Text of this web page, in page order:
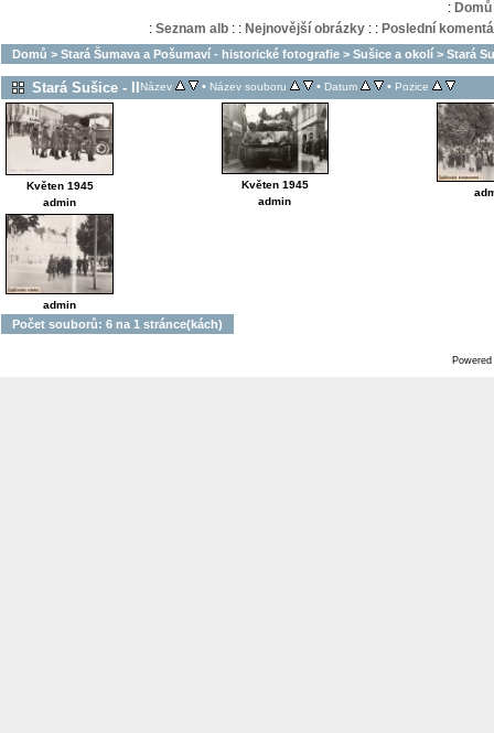
: Domů
: Seznam alb: : Nejnovější obrázky: : Poslední
Domů > Stará Šumava a Pošumaví - historické fotografie > Sušice a okolí > Stará
Stará Sušice - II Název • Název souboru • Datum • Pozice
Květen 1945
admin
Květen 1945
admin
admin
Počet souborů: 6 na 1 stránce(kách)